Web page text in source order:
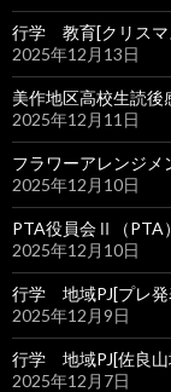
行学 教育[クリスマ
2025年12月13日
美作地区高校生読後
2025年12月11日
フラワーアレンジメ
2025年12月10日
PTA役員会Ⅱ（PTA）
2025年12月10日
行学 地域PJ[プレ発
2025年12月9日
行学 地域PJ[佐良山
2025年12月7日